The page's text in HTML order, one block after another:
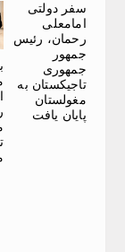
سفر دولتی
امامعلی
رحمان، رئیس
جمهور
جمهوری
تاجیکستان به
مغولستان
پایان یافت